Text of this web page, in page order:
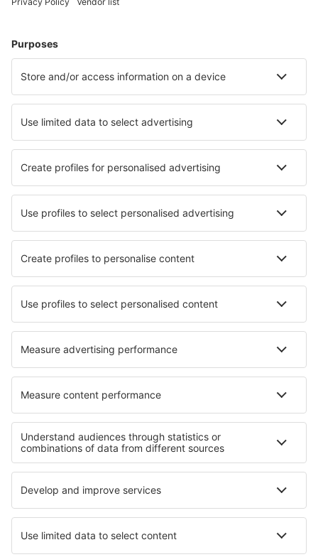
Unterkunft in Port de Pollenca Unterkunft in Caleta De Fuste
Die besten Unterkünfte - Städte
Unterkunft in Saint Georges De Malbaie
Unterkunft in Hope Cove Unterkunft in Feldkirchen bei Graz
Unterkunft in Hilderstone Unterkunft in Walla Walla
Unterkunft Vellamunda Unterkunft in Morell
Die besten Unterkünfte - Regionen
Unterkunft in Costa del Maresme Unterkunft in El Hierro
Unterkunft auf Formentera Unterkunft auf Osterinsel
Unterkunft in St. Thomas
Unterkunft im Sequoia-Nationalpark
Unterkunft im Pirin-Gebirge
Unterkunft in Khao Yai National Park